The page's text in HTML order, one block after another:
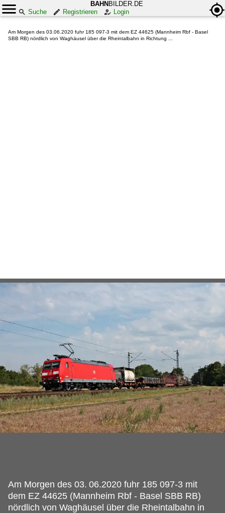
BAHN BILDER.DE
Suche
Registrieren Login
Am Morgen des 03.06.2020 fuhr 185 097-3 mit dem EZ 44625 (Mannheim Rbf - Basel
SBB RB) nördlich von Waghäusel über die Rheintalbahn in Richtung ...
Am Morgen des 03. 06.2020 fuhr 185 097-3 mit
dem EZ 44625 (Mannheim Rbf - Basel SBB RB)
nördlich von Waghäusel über die Rheintalbahn in